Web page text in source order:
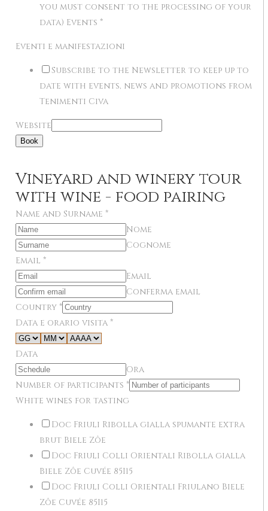
you must consent to the processing of your
data) Events *
Eventi e manifestazioni
Subscribe to the Newsletter to keep up to
date with events, news and promotions from
Tenimenti Civa
Website
Book
Vineyard and winery tour
with wine - food pairing
Name and Surname *
Nome
Cognome
Email *
Email
Conferma email
Country *
Data e orario visita *
Data
Ora
Number of participants *
White wines for tasting
Doc Friuli Ribolla gialla spumante extra
brut Biele Zôe
Doc Friuli Colli Orientali Ribolla gialla
Biele Zôe Cuvée 85I15
Doc Friuli Colli Orientali Friulano Biele
Zôe Cuvée 85I15